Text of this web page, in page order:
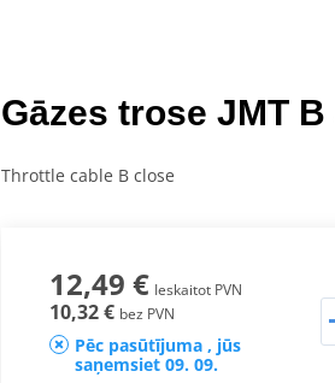
Gāzes trose JMT
Throttle cable B close
12,49 € Ieskaitot PVN
10,32 € bez PVN
Pēc pasūtījuma , jūs
saņemsiet 09. 09.